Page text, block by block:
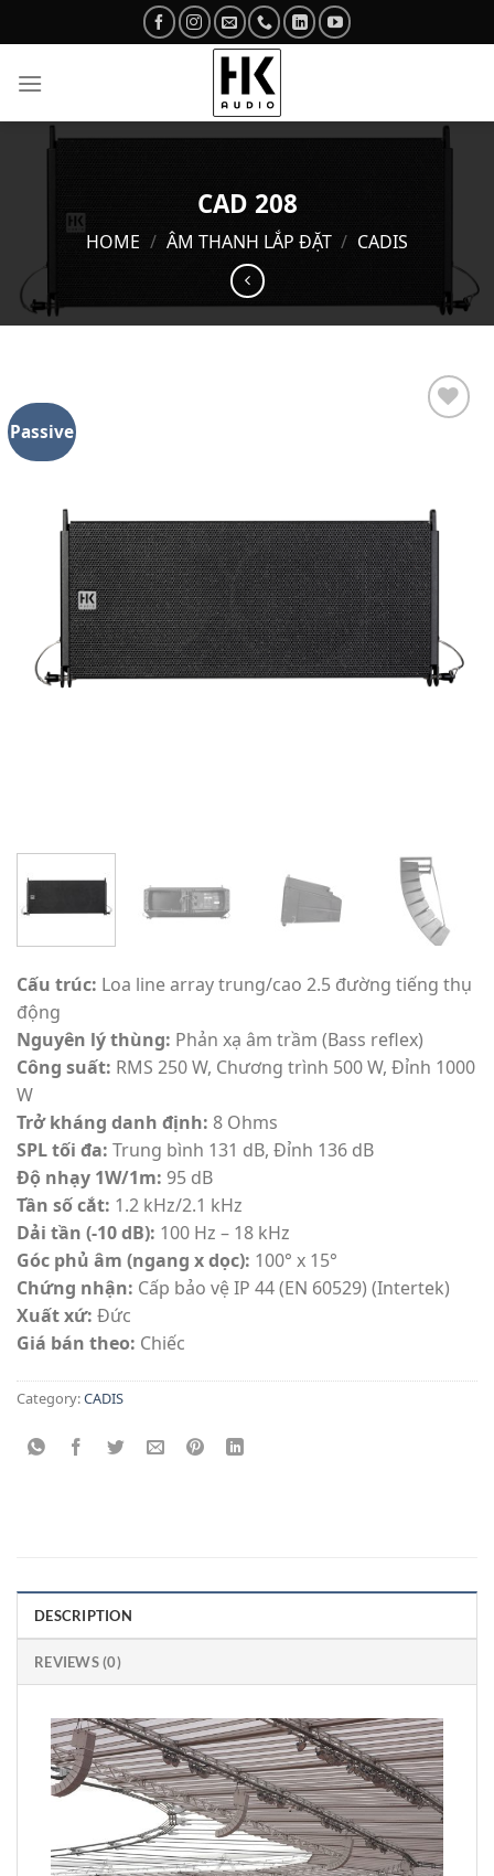
to
CAD 208
HOME / ÂM THANH LẮP ĐẶT / CADIS
Passive
Cấu trúc: Loa line array trung/cao 2.5 đường tiếng thụ
động
Nguyên lý thùng: Phản xạ âm trầm (Bass reflex)
Công suất: RMS 250 W, Chương trình 500 W, Đỉnh 1000
W
Trở kháng danh định: 8 Ohms
SPL tối đa: Trung bình 131 dB, Đỉnh 136 dB
Độ nhạy 1W/1m: 95 dB
Tần số cắt: 1.2 kHz/2.1 kHz
Dải tần (-10 dB): 100 Hz – 18 kHz
Góc phủ âm (ngang x dọc): 100° x 15°
Chứng nhận: Cấp bảo vệ IP 44 (EN 60529) (Intertek)
Xuất xứ: Đức
Giá bán theo: Chiếc
Category:CADIS
DESCRIPTION
REVIEWS (0)